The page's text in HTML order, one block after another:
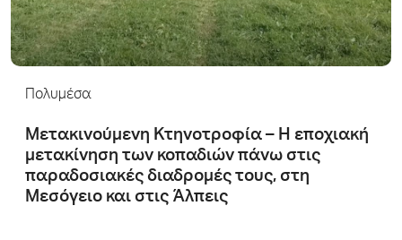
Πολυμέσα
Μετακινούμενη Κτηνοτροφία – Η εποχιακή
μετακίνηση των κοπαδιών πάνω στις
παραδοσιακές διαδρομές τους, στη
Μεσόγειο και στις Άλπεις